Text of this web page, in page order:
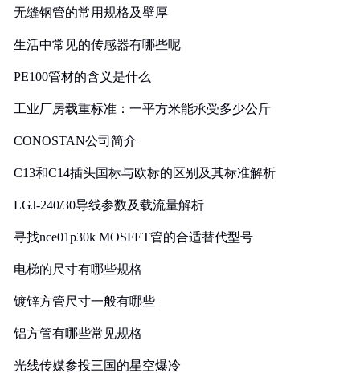
无缝钢管的常用规格及壁厚
生活中常见的传感器有哪些呢
PE100管材的含义是什么
工业厂房载重标准：一平方米能承受多少公斤
CONOSTAN公司简介
C13和C14插头国标与欧标的区别及其标准解析
LGJ-240/30导线参数及载流量解析
寻找nce01p30k MOSFET管的合适替代型号
电梯的尺寸有哪些规格
镀锌方管尺寸一般有哪些
铝方管有哪些常见规格
光线传媒参投三国的星空爆冷